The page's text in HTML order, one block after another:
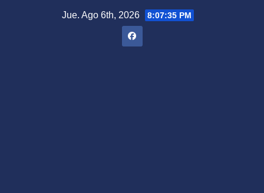
Jue. Ago 6th, 2026 8:07:36 PM